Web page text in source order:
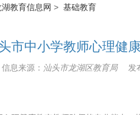
湖教育信息网 > 基础教育
市中小学教师心理健
信息来源： 汕头市龙湖区教育局发